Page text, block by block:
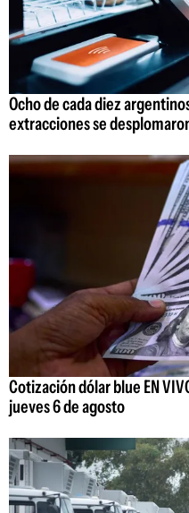
Ocho de cada diez
extracciones se
Cotización dólar blue EN
jueves 6 de agosto